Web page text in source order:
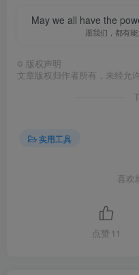
May we all have the
愿我们，都有
© 版权声明
文章版权归作者所有，未经允
实用工具
喜欢
点赞 11